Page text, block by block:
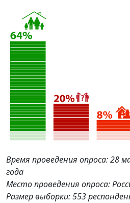
Время проведения опроса: 28
года
Место проведения опроса:
Размер выборки: 553